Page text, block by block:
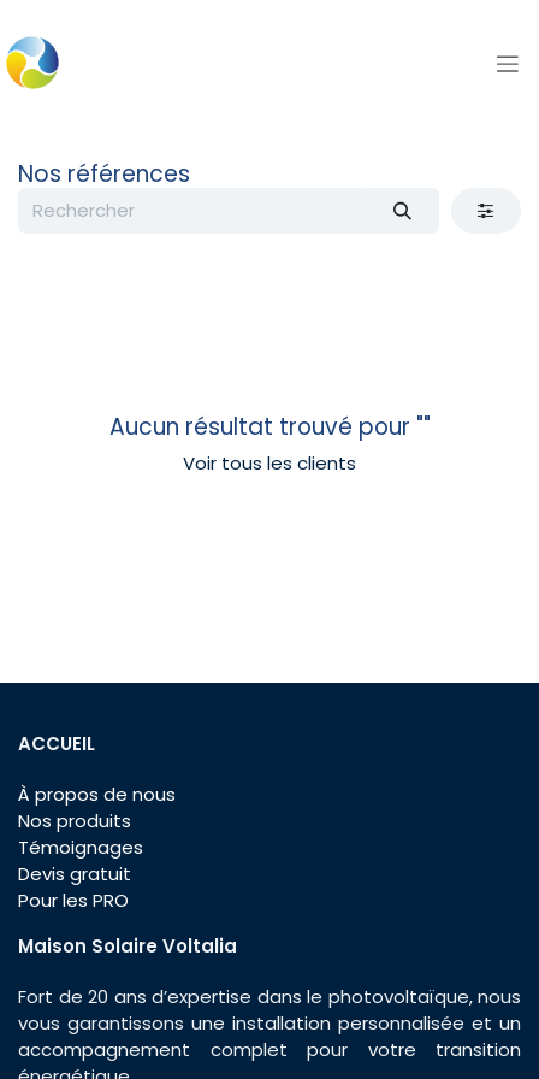
Nos références
Aucun résultat trouvé pour ""
Voir tous les clients
ACCUEIL
À propos de nous
Nos produits
Témoignages
Devis gratuit
Pour les PRO
Maison Solaire Voltalia
Fort de 20 ans d’expertise dans le photovoltaïque, nous
vous garantissons une installation personnalisée et un
accompagnement complet pour votre transition